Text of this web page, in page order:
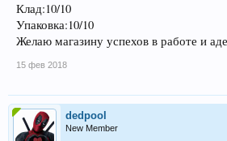
Клад:10/10
Упаковка:10/10
Желаю магазину успехов в работе и
15 фев 2018
dedpool
New Member